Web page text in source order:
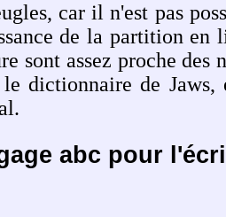
car il n'est pas
de la partition en
sont assez proche des
dictionnaire de Jaws,
abc pour